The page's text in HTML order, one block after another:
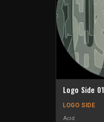
Logo Side 01
LOGO SIDE
Acid